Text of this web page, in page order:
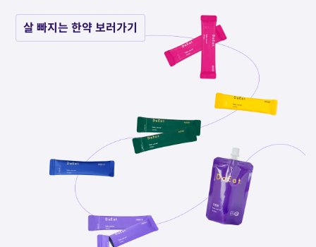
살 빠지는 한약 보러가기